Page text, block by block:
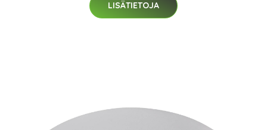
LISÄTIETOJA